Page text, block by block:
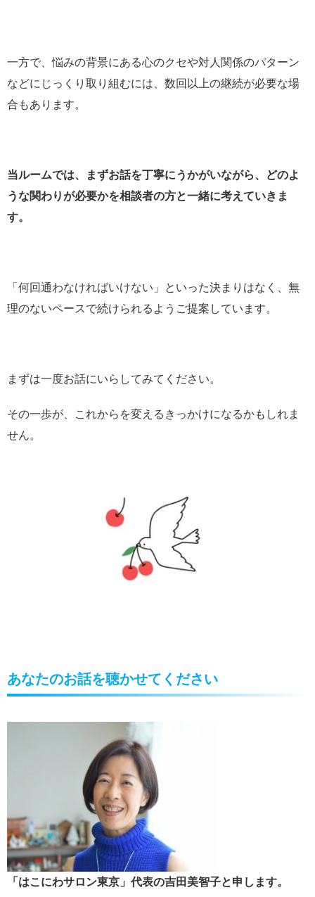
一方で、悩みの背景にある心のクセや対人関係のパターン
などにじっくり取り組むには、数回以上の継続が必要な場
合もあります。
当ルームでは、まずお話を丁寧にうかがいながら、どのよ
うな関わりが必要かを相談者の方と一緒に考えていきま
す。
「何回通わなければいけない」といった決まりはなく、無
理のないペースで続けられるようご提案しています。
まずは一度お話にいらしてみてください。
その一歩が、これからを変えるきっかけになるかもしれま
せん。
あなたのお話を聴かせてください
「はこにわサロン東京」代表の吉田美智子と申します。